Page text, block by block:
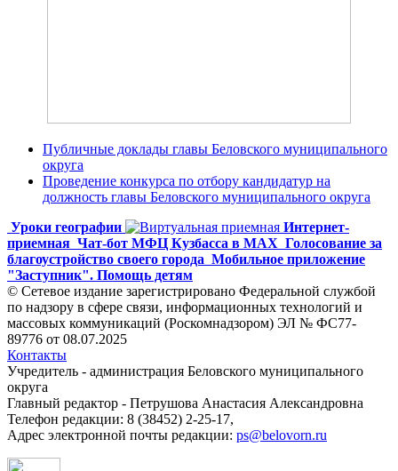
Публичные доклады главы Беловского муниципального
округа
Проведение конкурса по отбору кандидатур на
должность главы Беловского муниципального округа
Уроки географии
Интернет-
приемная Чат-бот МФЦ Кузбасса в MAX Голосование за
благоустройство своего города Мобильное приложение
"Заступник". Помощь детям
© Сетевое издание зарегистрировано Федеральной службой
по надзору в сфере связи, информационных технологий и
массовых коммуникаций (Роскомнадзором) ЭЛ № ФС77-
89776 от 08.07.2025
Контакты
Учредитель - администрация Беловского муниципального
округа
Главный редактор - Петрушова Анастасия Александровна
Телефон редакции: 8 (38452) 2-25-17,
Адрес электронной почты редакции: ps@belovorn.ru